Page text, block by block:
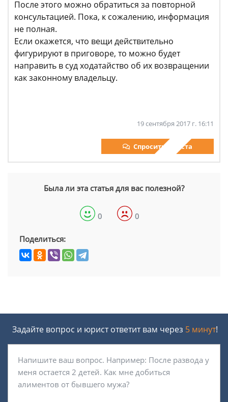
После этого можно обратиться за повторной
консультацией. Пока, к сожалению, информация
не полная.
Если окажется, что вещи действительно
фигурируют в приговоре, то можно будет
направить в суд ходатайство об их возвращении
как законному владельцу.
19 сентября 2017 г. 16:11
Спросить юриста
Была ли эта статья для вас полезной?
0 0
Поделиться:
Задайте вопрос и юрист ответит вам через 5 минут!